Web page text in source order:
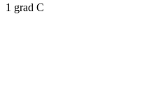
1 grad C